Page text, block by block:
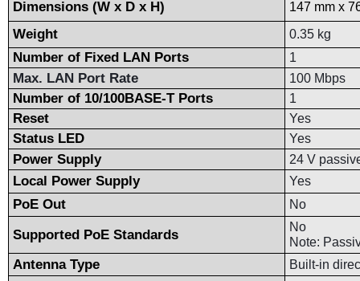
Dimensions (W x D x H) 147 mm x
Weight 0.35 kg
Number of Fixed LAN Ports 1
Max. LAN Port Rate 100 Mbps
Number of 10/100BASE-T Ports 1
Reset Yes
Status LED Yes
Power Supply 24 V
Local Power Supply Yes
PoE Out No
Supported PoE Standards
No
Note:
Antenna Type Built-in